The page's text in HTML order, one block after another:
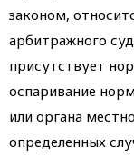
законом,
арбитражного
присутствует
оспаривание
или органа
определенных